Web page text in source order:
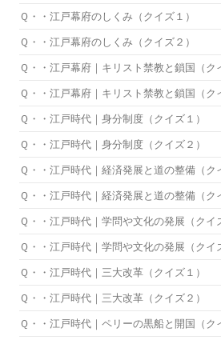
Ｑ・・江戸幕府のしくみ（クイズ１）
Ｑ・・江戸幕府のしくみ（クイズ２）
Ｑ・・江戸幕府｜キリスト禁教と鎖国（ク
Ｑ・・江戸幕府｜キリスト禁教と鎖国（ク
Ｑ・・江戸時代｜身分制度（クイズ１）
Ｑ・・江戸時代｜身分制度（クイズ２）
Ｑ・・江戸時代｜経済発展と道の整備（ク
Ｑ・・江戸時代｜経済発展と道の整備（ク
Ｑ・・江戸時代｜学問や文化の発展（クイ
Ｑ・・江戸時代｜学問や文化の発展（クイ
Ｑ・・江戸時代｜三大改革（クイズ１）
Ｑ・・江戸時代｜三大改革（クイズ２）
Ｑ・・江戸時代｜ペリーの黒船と開国（ク